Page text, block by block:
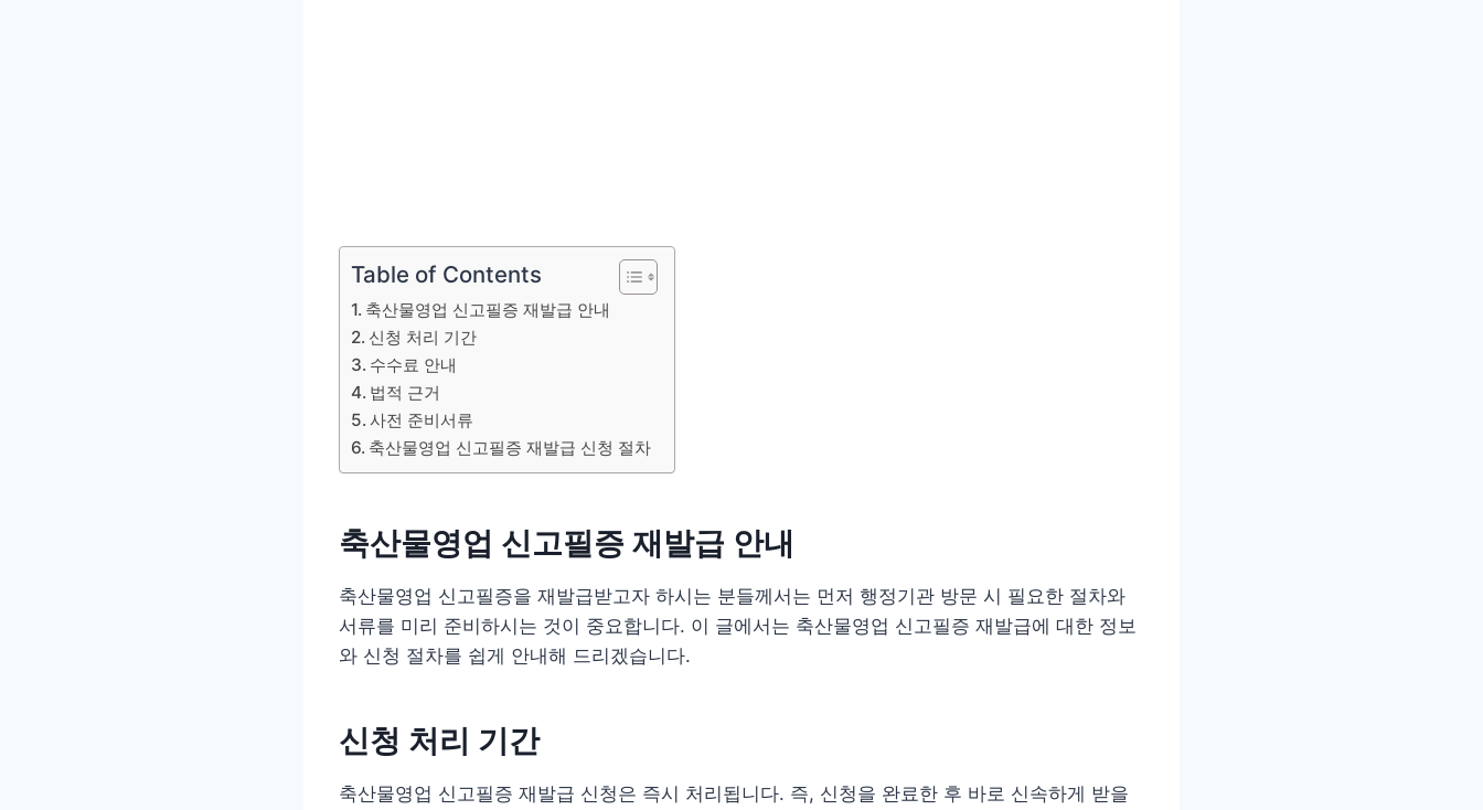
Table of Contents
축산물영업 신고필증 재발급 안내
신청 처리 기간
수수료 안내
법적 근거
사전 준비서류
축산물영업 신고필증 재발급 신청 절차
축산물영업 신고필증 재발급 안내
축산물영업 신고필증을 재발급받고자 하시는 분들께서는 먼저 행정기관 방문 시 필요한 절차와
서류를 미리 준비하시는 것이 중요합니다. 이 글에서는 축산물영업 신고필증 재발급에 대한 정보
와 신청 절차를 쉽게 안내해 드리겠습니다.
신청 처리 기간
축산물영업 신고필증 재발급 신청은 즉시 처리됩니다. 즉, 신청을 완료한 후 바로 신속하게 받을